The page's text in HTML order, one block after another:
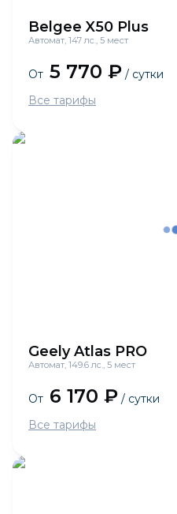
Belgee X50 Plus
Автомат, 147 лс., 5 мест
От 5 770 ₽ / сутки
Все тарифы
Geely Atlas PRO
Автомат, 149.6 лс., 5 мест
От 6 170 ₽ / сутки
Все тарифы